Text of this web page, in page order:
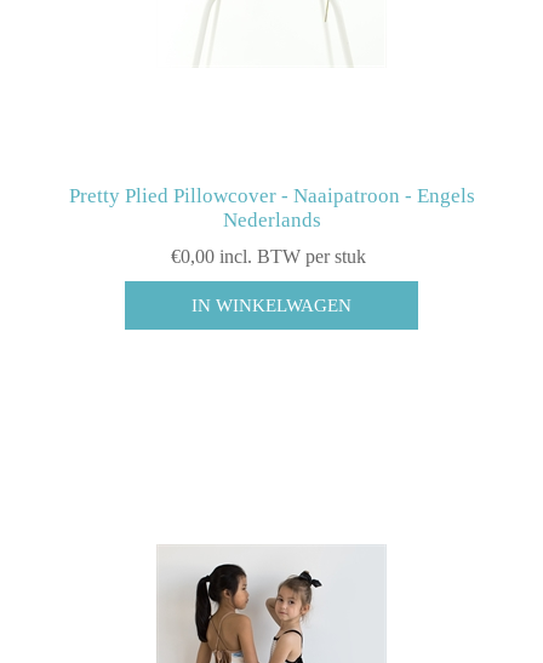
Pretty Plied Pillowcover - Naaipatroon - Engels
Nederlands
€0,00 incl. BTW per stuk